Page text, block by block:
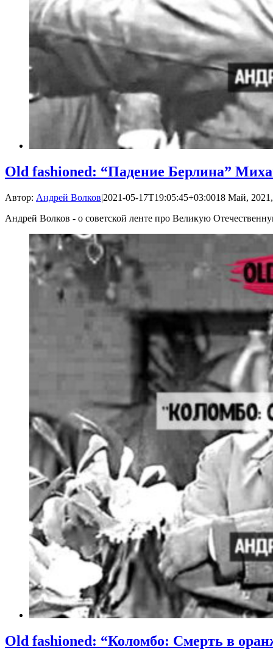
Old fashioned: “Падение Берлина”
Автор: Андрей Волков|2021-05-17T19:05:45+03:0018 Май,
Андрей Волков - о советской ленте про Великую
Old fashioned: “Коломбо: Смерть в